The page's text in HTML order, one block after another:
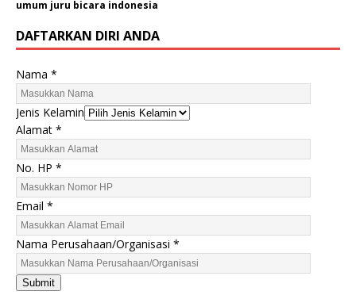
umum juru bicara indonesia
DAFTARKAN DIRI ANDA
Nama *
Jenis Kelamin
Alamat *
J
e
n
i
s
N
a
m
No. HP *
Email *
Nama Perusahaan/Organisasi *
Submit